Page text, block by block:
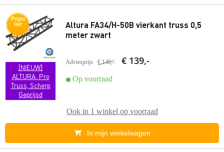
Popu
lair
[NIEUW]
ALTURA: Pro
Truss, Scherp
Geprijsd
Altura FA34/H-50B vierkant truss 0,5
meter zwart
Adviesprijs € 140,- € 139,-
Op voorraad
Ook in 1 winkel op voorraad
In mijn winkelwagen